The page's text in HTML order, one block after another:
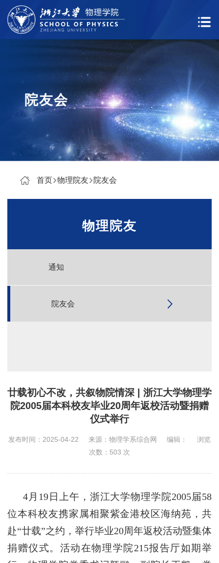
院友会
首页 物理院友 院友会
物理院友
通知
院友会
廿载初心不改，共叙物院情深 | 浙江大学物理学
院2005届本科校友毕业20周年返校活动暨捐赠
仪式举行
发布时间：2025-04-22 来源：物理学系综合网 编辑：
浏览
次数： 503 次
4月19日 上午 ， 浙江大学物理学院2005届58
位本科校友携家属相聚紫金港校区海纳苑 ，共
赴“廿载”之约，举行毕业20周年返校活动暨集体
捐赠仪式。活动在物理学院215报告厅如期举